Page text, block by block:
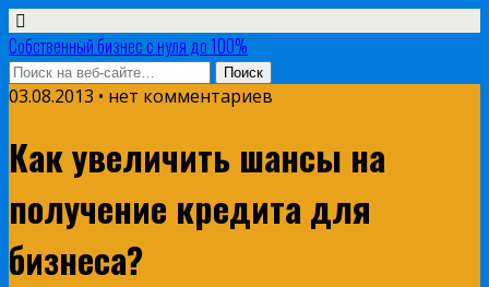
Собственный бизнес с нуля до 100%
03.08.2013 • нет комментариев
Как увеличить шансы на
получение кредита для
бизнеса?